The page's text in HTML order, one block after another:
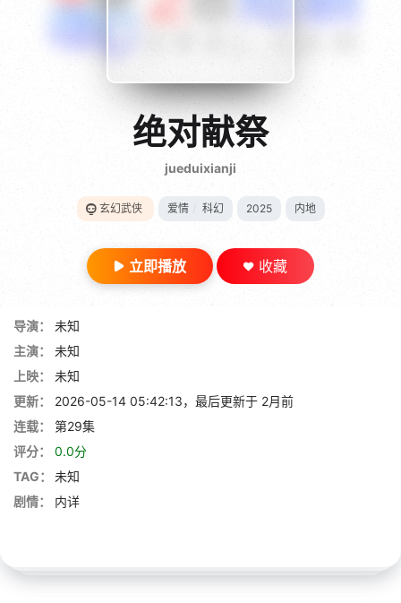
{if condition="$obj.vod_points
gt 0"}
28短剧绝对献祭
jueduixianji
玄幻武侠 爱情 科幻 2025 内地
立即播放 收藏
导演：
未知
主演：
未知
上映：
未知
更新：
2026-05-14 05:42:13，最后更新于 2月前
连载：
第29集
评分：
0.0分
TAG：
未知
剧情：
内详